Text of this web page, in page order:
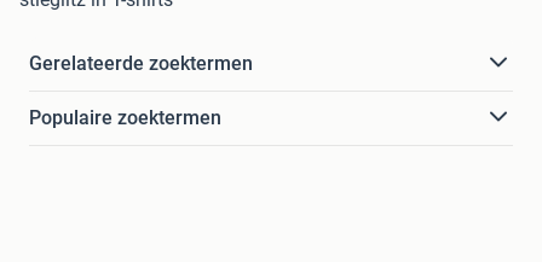
Gerelateerde zoektermen
Populaire zoektermen